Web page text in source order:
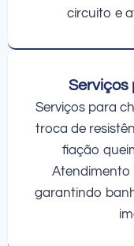
circuito e
Serviços
Serviços para
troca de
fiação
Atendimento
garantindo